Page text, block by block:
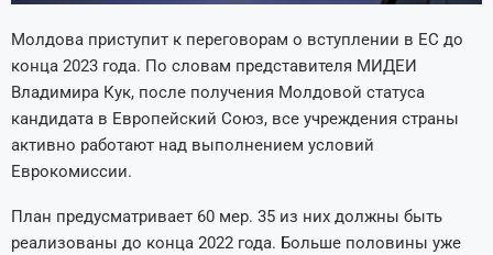
Молдова приступит к переговорам о вступлении в ЕС до
конца 2023 года. По словам представителя МИДЕИ
Владимира Кук, после получения Молдовой статуса
кандидата в Европейский Союз, все учреждения страны
активно работают над выполнением условий
Еврокомиссии.
План предусматривает 60 мер. 35 из них должны быть
реализованы до конца 2022 года. Больше половины уже